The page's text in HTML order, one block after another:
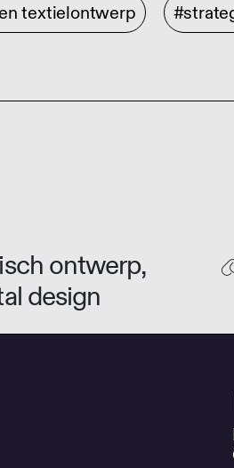
textielontwerp
ontwerp,
design